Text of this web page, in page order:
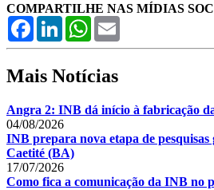
COMPARTILHE NAS MÍDIAS
FacebookLinkedInWhatsApp
Mais Notícias
Angra 2: INB dá início à fabricação
04/08/2026
INB prepara nova etapa de pesquisas
Caetité (BA)
17/07/2026
Como fica a comunicação da INB no